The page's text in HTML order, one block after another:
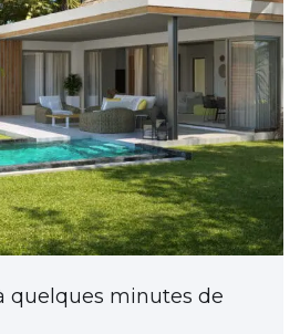
quelques minutes de